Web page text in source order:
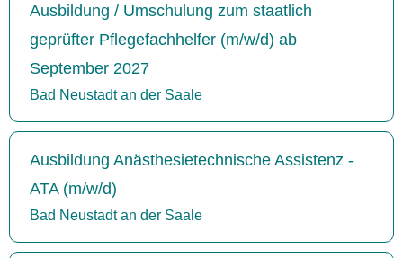
Ausbildung / Umschulung zum staatlich
geprüfter Pflegefachhelfer (m/w/d) ab
September 2027
Bad Neustadt an der Saale
Ausbildung Anästhesietechnische Assistenz -
ATA (m/w/d)
Bad Neustadt an der Saale